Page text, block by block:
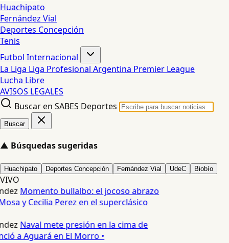
Huachipato
Fernández Vial
Deportes Concepción
Tenis
Futbol Internacional
La Liga Liga Profesional Argentina Premier League
Lucha Libre
AVISOS LEGALES
Buscar en SABES Deportes
Buscar
▲ Búsquedas sugeridas
Huachipato Deportes Concepción Fernández Vial UdeC Biobío
VIVO
Momento bullalbo: el jocoso abrazo
y Cecilia Perez en el superclásico
Naval mete presión en la cima de
a Aguará en El Morro •